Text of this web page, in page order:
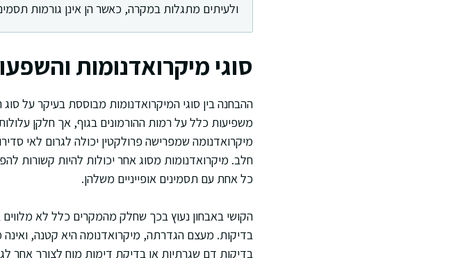
ולעיתים מתגלות במקרה, כאשר הן אינן גורמות
סוגי מיקרואדנומות
ההבחנה בין סוגי המיקרואדנומות מבוססת בעיקר על
משפיעות כלל על רמות ההורמונים בגוף, אך חלקן
מיקרואדנומה שמפרישה פרולקטין יכולה לגרום לאי
כל אחת עם תסמינים אופייניים משלהן.
הקושי באבחון נעוץ בכך שחלק מהמקרים כלל לא
בדיקות. מעצם הגדרתה, מיקרואדנומה היא קטנה,
בדיקות דם שגרתיות או בדיקת דימות מוח לצורך אחר